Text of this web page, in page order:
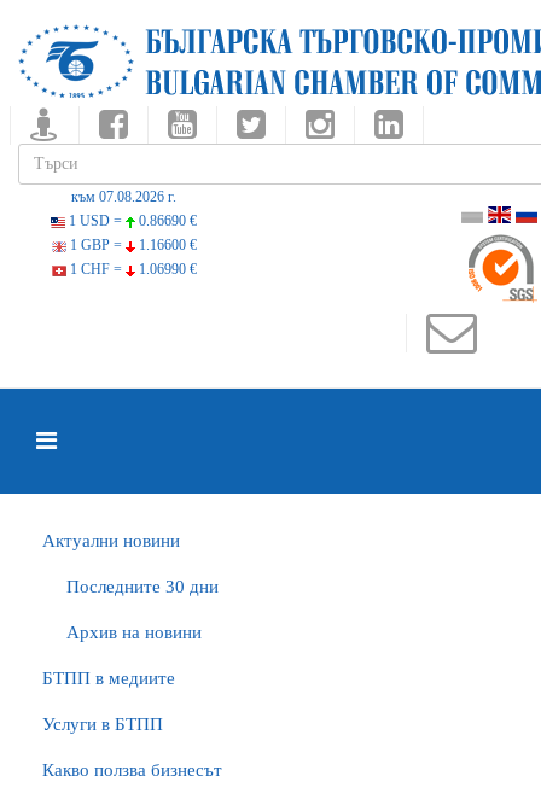
към 07.08.2026 г.
1 USD =
0.86690 €
1 GBP =
1.16600 €
1 CHF =
1.06990 €
Актуални новини
Последните 30 дни
Архив на новини
БTПП в медиите
Услуги в БТПП
Какво ползва бизнесът